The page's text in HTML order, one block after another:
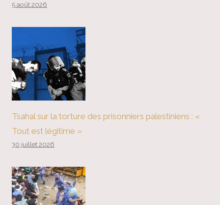
5 août 2026
Tsahal sur la torture des prisonniers palestiniens : «
Tout est légitime »
30 juillet 2026